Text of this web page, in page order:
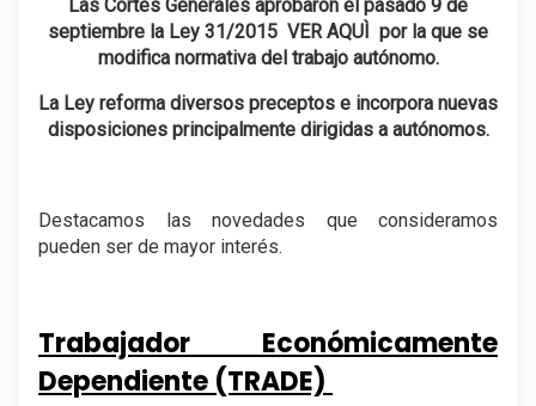
Las Cortes Generales aprobaron el pasado 9 de
septiembre la Ley 31/2015 VER AQUÌ por la que se
modifica normativa del trabajo autónomo.
La Ley reforma diversos preceptos e incorpora nuevas
disposiciones principalmente dirigidas a autónomos.
Destacamos las novedades que consideramos
pueden ser de mayor interés.
Trabajador Económicamente
Dependiente (TRADE)